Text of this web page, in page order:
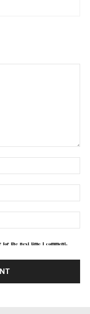
for the next time I comment.